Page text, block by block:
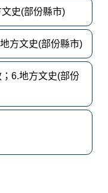
史(部份縣市)
方文史(部份縣市)
6.地方文史(部份